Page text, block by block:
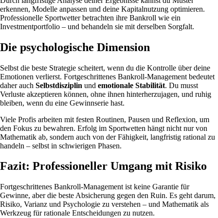
erkennen, Modelle anpassen und deine Kapitalnutzung optimieren.
Professionelle Sportwetter betrachten ihre Bankroll wie ein
Investmentportfolio – und behandeln sie mit derselben Sorgfalt.
Die psychologische Dimension
Selbst die beste Strategie scheitert, wenn du die Kontrolle über deine
Emotionen verlierst. Fortgeschrittenes Bankroll-Management bedeutet
daher auch Selbstdisziplin und emotionale Stabilität. Du musst
Verluste akzeptieren können, ohne ihnen hinterherzujagen, und ruhig
bleiben, wenn du eine Gewinnserie hast.
Viele Profis arbeiten mit festen Routinen, Pausen und Reflexion, um
den Fokus zu bewahren. Erfolg im Sportwetten hängt nicht nur von
Mathematik ab, sondern auch von der Fähigkeit, langfristig rational zu
handeln – selbst in schwierigen Phasen.
Fazit: Professioneller Umgang mit Risiko
Fortgeschrittenes Bankroll-Management ist keine Garantie für
Gewinne, aber die beste Absicherung gegen den Ruin. Es geht darum,
Risiko, Varianz und Psychologie zu verstehen – und Mathematik als
Werkzeug für rationale Entscheidungen zu nutzen.